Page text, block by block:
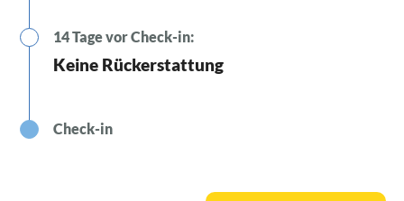
14 Tage vor Check-in:
Keine Rückerstattung
Check-in